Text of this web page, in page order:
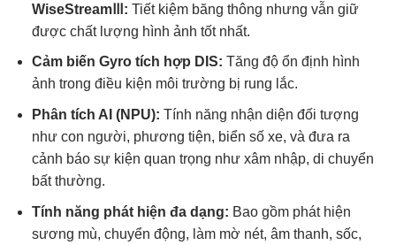
WiseStreamⅢ: Tiết kiệm băng thông nhưng vẫn giữ
được chất lượng hình ảnh tốt nhất.
Cảm biến Gyro tích hợp DIS: Tăng độ ổn định hình
ảnh trong điều kiện môi trường bị rung lắc.
Phân tích AI (NPU): Tính năng nhận diện đối tượng
như con người, phương tiện, biển số xe, và đưa ra
cảnh báo sự kiện quan trọng như xâm nhập, di chuyển
bất thường.
Tính năng phát hiện đa dạng: Bao gồm phát hiện
sương mù, chuyển động, làm mờ nét, âm thanh, sốc,